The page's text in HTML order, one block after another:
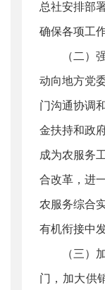
总社安排部
确保各项工
（二）
动向地方党
门沟通协调
金扶持和政
成为农服务
合改革，进
农服务综合
有机衔接中
（三）
门，加大供